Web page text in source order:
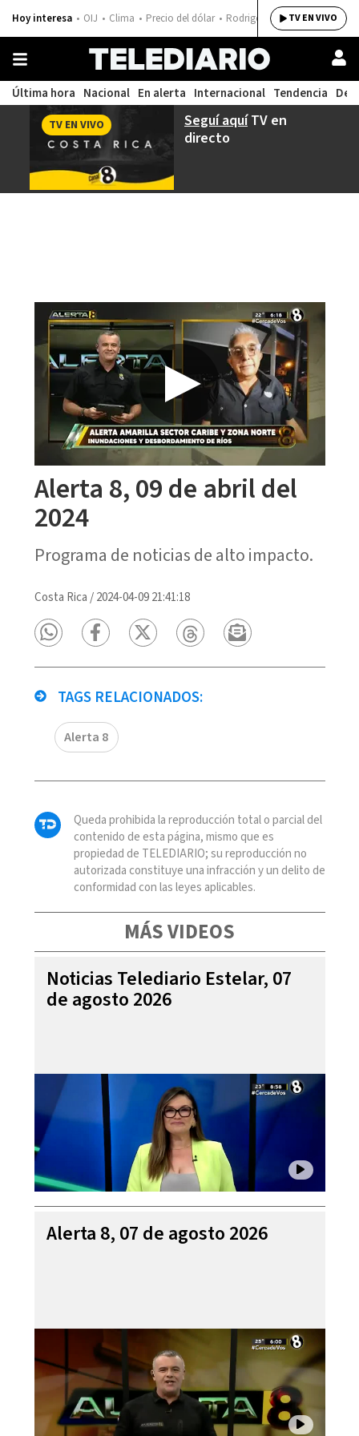
Hoy interesa OIJ Clima Precio del dólar Rodrigo ChavesTV EN VIVO
Última hora Nacional En alerta Internacional Tendencia
Seguí aquíTV en
directo
TV EN VIVO
Alerta 8, 09 de abril del
2024
Programa de noticias de alto impacto.
Costa Rica /2024-04-09 21:41:18
TAGS RELACIONADOS:
Alerta 8
Queda prohibida la reproducción total o parcial del
contenido de esta página, mismo que es
propiedad de TELEDIARIO; su reproducción no
autorizada constituye una infracción y un delito de
conformidad con las leyes aplicables.
MÁS VIDEOS
Noticias Telediario Estelar, 07
de agosto 2026
Alerta 8, 07 de agosto 2026